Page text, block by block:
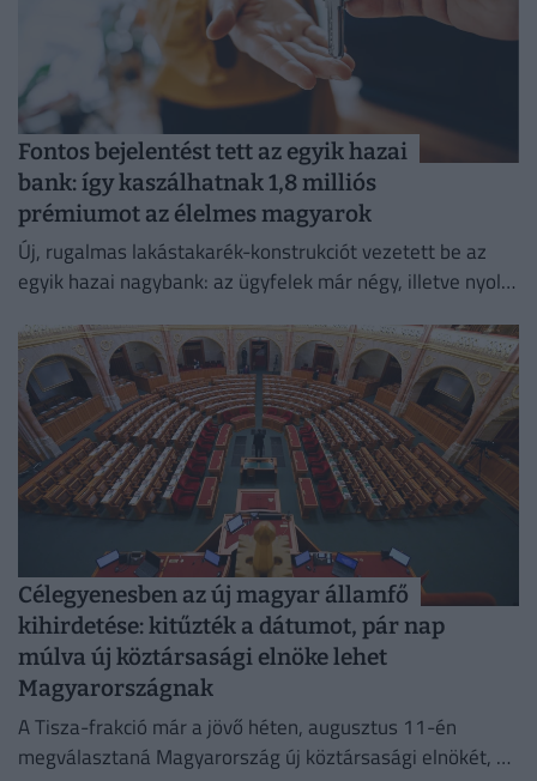
Fontos bejelentést tett az egyik hazai
bank: így kaszálhatnak 1,8 milliós
prémiumot az élelmes magyarok
Új, rugalmas lakástakarék-konstrukciót vezetett be az
egyik hazai nagybank: az ügyfelek már négy, illetve nyolc
hozammal.
Célegyenesben az új magyar államfő
kihirdetése: kitűzték a dátumot, pár nap
múlva új köztársasági elnöke lehet
Magyarországnak
A Tisza-frakció már a jövő héten, augusztus 11-én
megválasztaná Magyarország új köztársasági elnökét, az